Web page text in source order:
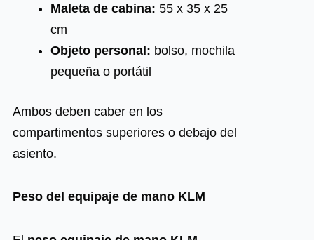
Maleta de cabina: 55 x 35 x 25
cm
Objeto personal: bolso, mochila
pequeña o portátil
Ambos deben caber en los
compartimentos superiores o debajo del
asiento.
Peso del equipaje de mano KLM